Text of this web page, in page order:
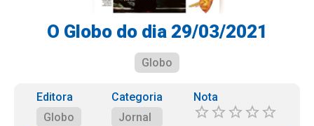
O Globo do dia 29/03/2021
Globo
Editora
Globo
Categoria
Jornal
Nota